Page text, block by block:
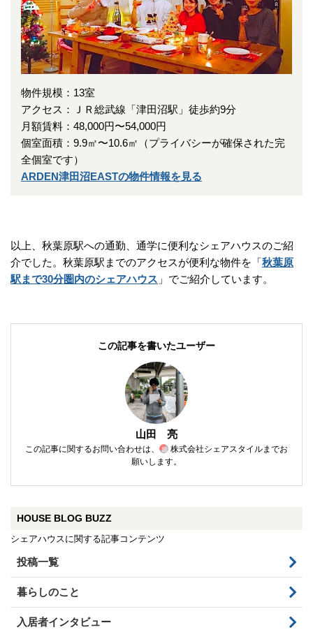
物件規模：13室
アクセス：ＪＲ総武線「津田沼駅」徒歩約9分
月額賃料：48,000円〜54,000円
個室面積：9.9㎡〜10.6㎡（プライバシーが確保された完
全個室です）
ARDEN津田沼EASTの物件情報を見る
以上、秋葉原駅への通勤、通学に便利なシェアハウスのご紹
介でした。秋葉原駅までのアクセスが便利な物件を「秋葉原
駅まで30分圏内のシェアハウス 」でご紹介しています。
この記事を書いたユーザー
山田 亮
この記事に関するお問い合わせは、 株式会社シェアスタイルまでお
願いします。
HOUSE BLOG BUZZ
シェアハウスに関する記事コンテンツ
投稿一覧
暮らしのこと
入居者インタビュー